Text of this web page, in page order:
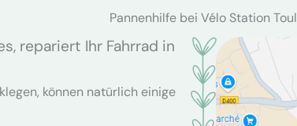
Pannenhilfe bei Vélo Station Toul
repariert Ihr Fahrrad in
können natürlich einige